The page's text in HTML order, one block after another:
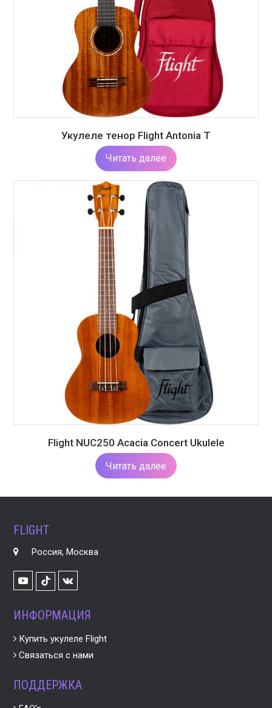
Укулеле тенор Flight Antonia T
Читать далее
Flight NUC250 Acacia Concert Ukulele
Читать далее
FLIGHT
Россия, Москва
YoutubeTikTok
VK
ИНФОРМАЦИЯ
Купить укулеле Flight
Связаться с нами
ПОДДЕРЖКА